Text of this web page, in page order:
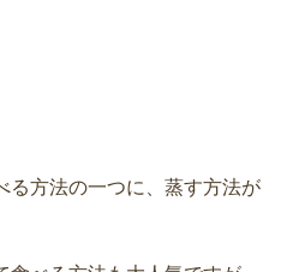
る方法の一つに、蒸す方法が